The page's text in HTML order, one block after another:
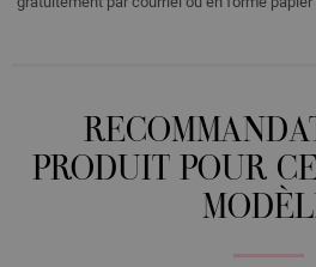
PRODUIT POUR